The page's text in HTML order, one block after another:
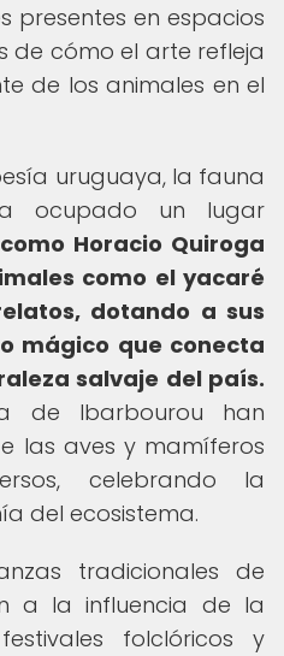
presentes en espacios
de cómo el arte refleja
de los animales en el
uruguaya, la fauna
ocupado un lugar
Horacio Quiroga
como el yacaré
dotando a sus
mágico que conecta
salvaje del país.
de Ibarbourou han
las aves y mamíferos
celebrando la
del ecosistema.
tradicionales de
a la influencia de la
folclóricos y